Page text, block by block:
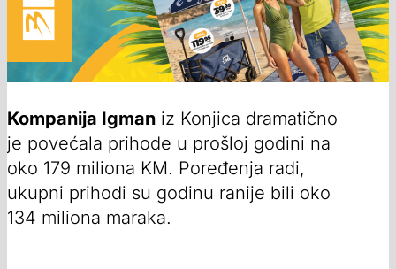
Kompanija Igman iz Konjica dramatično
je povećala prihode u prošloj godini na
oko 179 miliona KM. Poređenja radi,
ukupni prihodi su godinu ranije bili oko
134 miliona maraka.